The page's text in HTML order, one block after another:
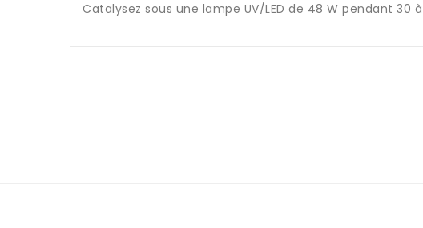
Catalysez sous une lampe UV/LED de 48 W pendant 30